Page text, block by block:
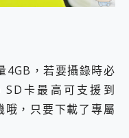
4GB，若要攝錄時必
卡最高可支援到
，只要下載了專屬